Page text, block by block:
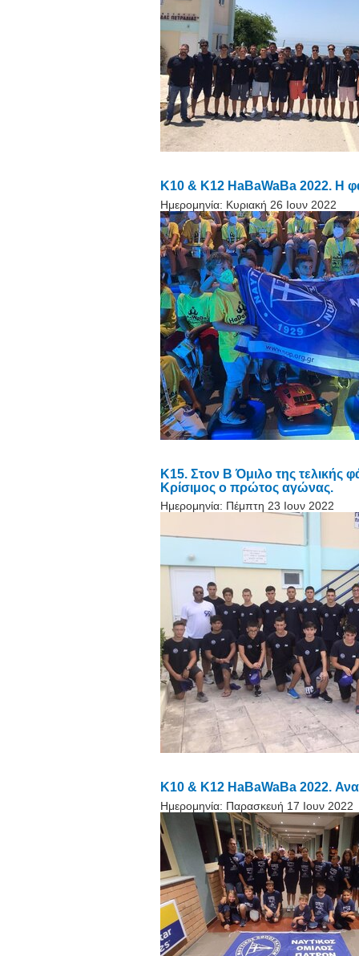
Κ10 & Κ12 HaBaWaBa 2022. H
Ημερομηνία: Κυριακή 26 Ιουν 2022
Κ15. Στον Β Όμιλο της
Κρίσιμος ο πρώτος αγώνας.
Ημερομηνία: Πέμπτη 23 Ιουν 2022
Κ10 & Κ12 HaBaWaBa 2022.
Ημερομηνία: Παρασκευή 17 Ιουν 2022